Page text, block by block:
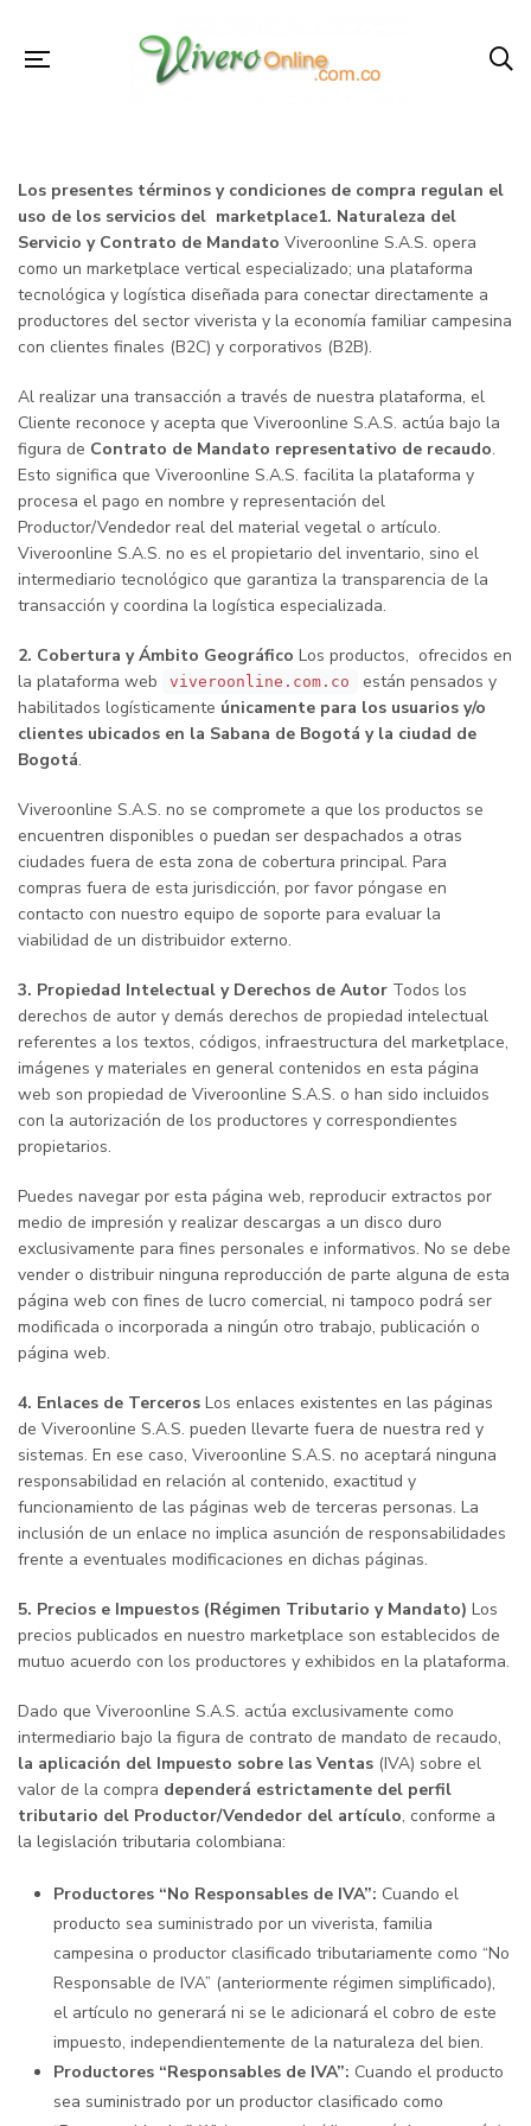
Los presentes términos y condiciones de compra regulan el
uso de los servicios del marketplace1. Naturaleza del
Servicio y Contrato de Mandato Viveroonline S.A.S. opera
como un marketplace vertical especializado; una plataforma
tecnológica y logística diseñada para conectar directamente a
productores del sector viverista y la economía familiar campesina
con clientes finales (B2C) y corporativos (B2B).
Al realizar una transacción a través de nuestra plataforma, el
Cliente reconoce y acepta que Viveroonline S.A.S. actúa bajo la
figura de Contrato de Mandato representativo de recaudo.
Esto significa que Viveroonline S.A.S. facilita la plataforma y
procesa el pago en nombre y representación del
Productor/Vendedor real del material vegetal o artículo.
Viveroonline S.A.S. no es el propietario del inventario, sino el
intermediario tecnológico que garantiza la transparencia de la
transacción y coordina la logística especializada.
2. Cobertura y Ámbito Geográfico Los productos, ofrecidos en
la plataforma web
viveroonline.com.co
están pensados y
habilitados logísticamente únicamente para los usuarios y/o
clientes ubicados en la Sabana de Bogotá y la ciudad de
Bogotá.
Viveroonline S.A.S. no se compromete a que los productos se
encuentren disponibles o puedan ser despachados a otras
ciudades fuera de esta zona de cobertura principal. Para
compras fuera de esta jurisdicción, por favor póngase en
contacto con nuestro equipo de soporte para evaluar la
viabilidad de un distribuidor externo.
3. Propiedad Intelectual y Derechos de Autor Todos los
derechos de autor y demás derechos de propiedad intelectual
referentes a los textos, códigos, infraestructura del marketplace,
imágenes y materiales en general contenidos en esta página
web son propiedad de Viveroonline S.A.S. o han sido incluidos
con la autorización de los productores y correspondientes
propietarios.
Puedes navegar por esta página web, reproducir extractos por
medio de impresión y realizar descargas a un disco duro
exclusivamente para fines personales e informativos. No se debe
vender o distribuir ninguna reproducción de parte alguna de esta
página web con fines de lucro comercial, ni tampoco podrá ser
modificada o incorporada a ningún otro trabajo, publicación o
página web.
4. Enlaces de Terceros Los enlaces existentes en las páginas
de Viveroonline S.A.S. pueden llevarte fuera de nuestra red y
sistemas. En ese caso, Viveroonline S.A.S. no aceptará ninguna
responsabilidad en relación al contenido, exactitud y
funcionamiento de las páginas web de terceras personas. La
inclusión de un enlace no implica asunción de responsabilidades
frente a eventuales modificaciones en dichas páginas.
5. Precios e Impuestos (Régimen Tributario y Mandato) Los
precios publicados en nuestro marketplace son establecidos de
mutuo acuerdo con los productores y exhibidos en la plataforma.
Dado que Viveroonline S.A.S. actúa exclusivamente como
intermediario bajo la figura de contrato de mandato de recaudo,
la aplicación del Impuesto sobre las Ventas (IVA) sobre el
valor de la compra dependerá estrictamente del perfil
tributario del Productor/Vendedor del artículo, conforme a
la legislación tributaria colombiana:
Productores “No Responsables de IVA”: Cuando el
producto sea suministrado por un viverista, familia
campesina o productor clasificado tributariamente como “No
Responsable de IVA” (anteriormente régimen simplificado),
el artículo no generará ni se le adicionará el cobro de este
impuesto, independientemente de la naturaleza del bien.
Productores “Responsables de IVA”: Cuando el producto
sea suministrado por un productor clasificado como